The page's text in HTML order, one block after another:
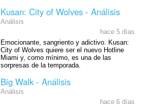
Kusan: City of Wolves - Análisis
Análisis
hace 5 días
Emocionante, sangriento y adictivo. Kusan:
City of Wolves quiere ser el nuevo Hotline
Miami y, como mínimo, es una de las
sorpresas de la temporada.
Big Walk - Análisis
Análisis
hace 6 días